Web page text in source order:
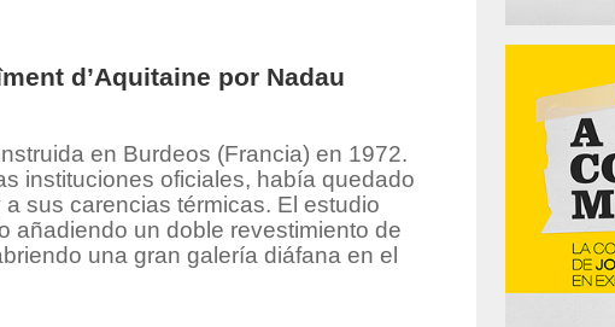
d’Aquitaine por Nadau
en Burdeos (Francia) en 1972.
instituciones oficiales, había quedado
sus carencias térmicas. El estudio
añadiendo un doble revestimiento de
una gran galería diáfana en el